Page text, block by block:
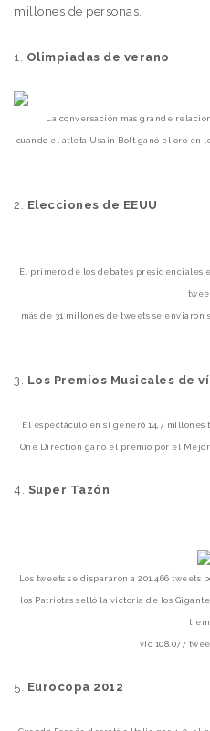
millones de personas.
1. Olimpiadas de verano
La conversación más grande
cuando el atleta Usain Bolt ganó el oro en
2. Elecciones de EEUU
El primero de los debates presidenciales
más de 31 millones de tweets se enviaron
3. Los Premios Musicales de
El espectáculo en sí generó 14,7
One Direction ganó el premio por el Mejor
4. Super Tazón
Los tweets se dispararon a 201.466
los Patriotas selló la victoria de los
vio 108.077
5. Eurocopa 2012